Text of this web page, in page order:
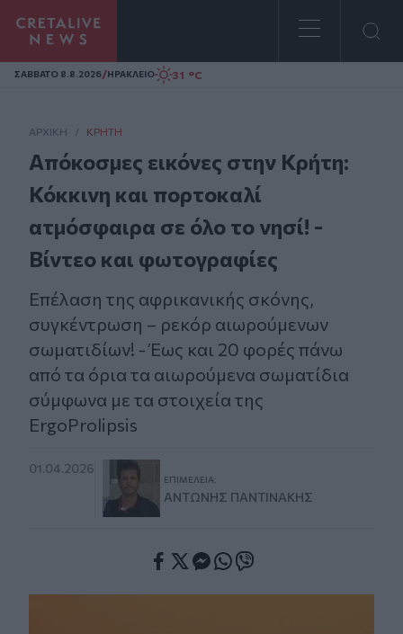
Homepage
ΣAΒΒΑΤΟ 8.8.2026/ΗΡΑΚΛΕΙΟ 31 °C
ΑΡΧΙΚΗ / ΚΡΉΤΗ
Απόκοσμες εικόνες στην Κρήτη:
Κόκκινη και πορτοκαλί
ατμόσφαιρα σε όλο το νησί! -
Βίντεο και φωτογραφίες
Επέλαση της αφρικανικής σκόνης,
συγκέντρωση – ρεκόρ αιωρούμενων
σωματιδίων! - Έως και 20 φορές πάνω
από τα όρια τα αιωρούμενα σωματίδια
σύμφωνα με τα στοιχεία της
ErgoProlipsis
01.04.2026
ΕΠΙΜΈΛΕΙΑ:
ΑΝΤΏΝΗΣ ΠΑΝΤΙΝΆΚΗΣ